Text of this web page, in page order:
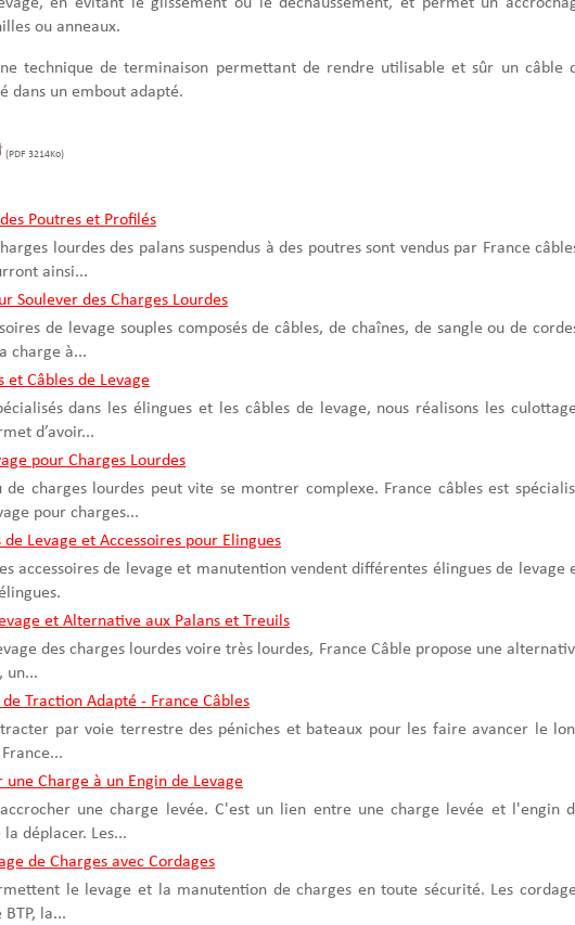
en évitant le glissement ou le déchaussement, et permet un
ou anneaux.
technique de terminaison permettant de rendre utilisable et sûr un câble
dans un embout adapté.
(PDF 3214Ko)
Poutres et Profilés
lourdes des palans suspendus à des poutres sont vendus par France
ainsi...
Soulever des Charges Lourdes
de levage souples composés de câbles, de chaînes, de sangle ou de
charge à...
et Câbles de Levage
dans les élingues et les câbles de levage, nous réalisons les
d’avoir...
pour Charges Lourdes
de charges lourdes peut vite se montrer complexe. France câbles est
pour charges...
Levage et Accessoires pour Elingues
accessoires de levage et manutention vendent différentes élingues de levage
et Alternative aux Palans et Treuils
des charges lourdes voire très lourdes, France Câble propose une
un...
Traction Adapté - France Câbles
par voie terrestre des péniches et bateaux pour les faire avancer le
une Charge à un Engin de Levage
une charge levée. C'est un lien entre une charge levée et l'engin
déplacer. Les...
de Charges avec Cordages
le levage et la manutention de charges en toute sécurité. Les
la...